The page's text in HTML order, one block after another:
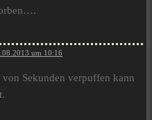
um 10:16
Sekunden verpuffen kann